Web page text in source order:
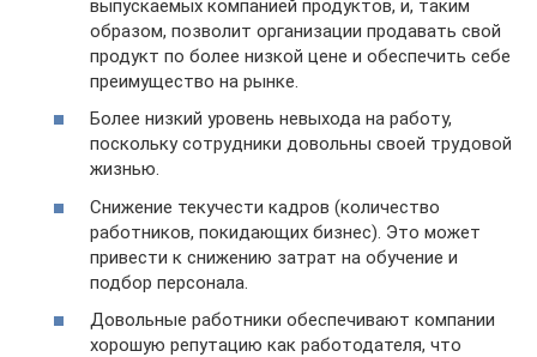
выпускаемых компанией продуктов, и, таким
образом, позволит организации продавать свой
продукт по более низкой цене и обеспечить себе
преимущество на рынке.
Более низкий уровень невыхода на работу,
поскольку сотрудники довольны своей трудовой
жизнью.
Снижение текучести кадров (количество
работников, покидающих бизнес). Это может
привести к снижению затрат на обучение и
подбор персонала.
Довольные работники обеспечивают компании
хорошую репутацию как работодателя, что